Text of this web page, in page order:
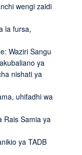
wengi zaidi
la fursa,
Waziri Sangu
ya
nishati ya
uhifadhi wa
Rais Samia ya
ya TADB